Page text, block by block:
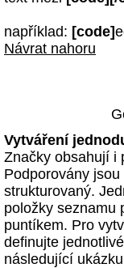
například: [code]
Návrat nahoru
Vytváření
Značky obsahují i
Podporovány
strukturovaný.
položky seznamu
puntíkem. Pro
definujte
následující